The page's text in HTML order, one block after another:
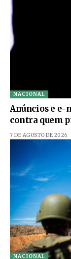
NACIONAL
Anúncios e e-
contra quem
7 DE AGOSTO DE 2026
NACIONAL